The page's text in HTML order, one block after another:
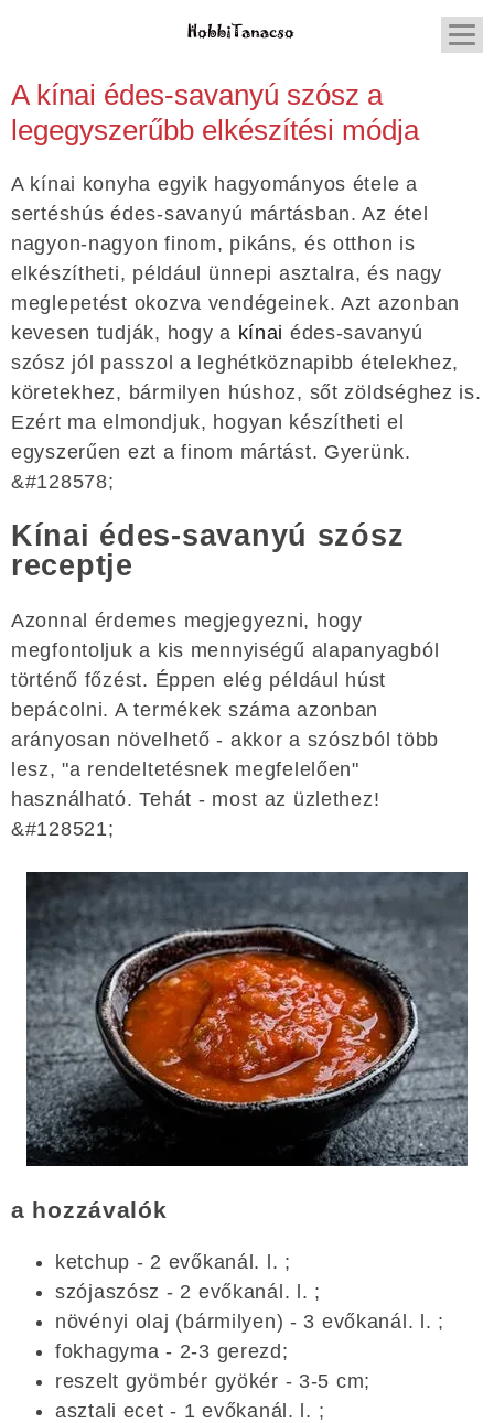
A kínai édes-savanyú szósz a
legegyszerűbb elkészítési módja
A kínai konyha egyik hagyományos étele a
sertéshús édes-savanyú mártásban. Az étel
nagyon-nagyon finom, pikáns, és otthon is
elkészítheti, például ünnepi asztalra, és nagy
meglepetést okozva vendégeinek. Azt azonban
kevesen tudják, hogy a kínai édes-savanyú
szósz jól passzol a leghétköznapibb ételekhez,
köretekhez, bármilyen húshoz, sőt zöldséghez is.
Ezért ma elmondjuk, hogyan készítheti el
egyszerűen ezt a finom mártást. Gyerünk.
&#128578;
Kínai édes-savanyú szósz
receptje
Azonnal érdemes megjegyezni, hogy
megfontoljuk a kis mennyiségű alapanyagból
történő főzést. Éppen elég például húst
bepácolni. A termékek száma azonban
arányosan növelhető - akkor a szószból több
lesz, "a rendeltetésnek megfelelően"
használható. Tehát - most az üzlethez!
&#128521;
a hozzávalók
ketchup - 2 evőkanál. l. ;
szójaszósz - 2 evőkanál. l. ;
növényi olaj (bármilyen) - 3 evőkanál. l. ;
fokhagyma - 2-3 gerezd;
reszelt gyömbér gyökér - 3-5 cm;
asztali ecet - 1 evőkanál. l. ;